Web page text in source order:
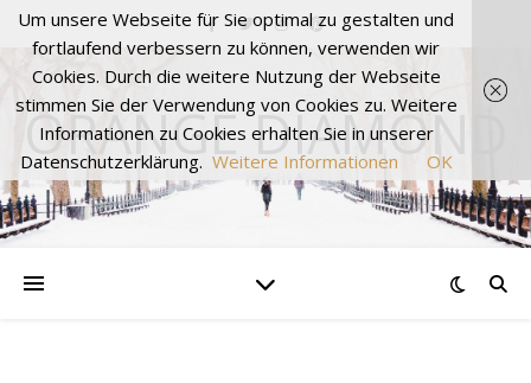
ORANGE DIAMOND
Um unsere Webseite für Sie optimal zu gestalten und
fortlaufend verbessern zu können, verwenden wir
Cookies. Durch die weitere Nutzung der Webseite
stimmen Sie der Verwendung von Cookies zu. Weitere
Informationen zu Cookies erhalten Sie in unserer
Datenschutzerklärung. Weitere Informationen OK